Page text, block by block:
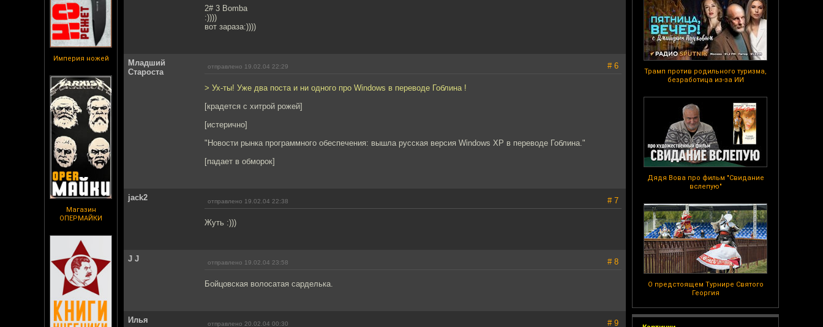
Империя ножей
Магазин
ОПЕРМАЙКИ
Трамп против родильного туризма,
безработица из-за ИИ
Дядя Вова про фильм "Свидание
вслепую"
О предстоящем Турнире Святого
Георгия
2# 3 Bomba
:))))
вот зараза:))))
Младший
Староста
отправлено 19.02.04 22:29 # 6
> Ух-ты! Уже два поста и ни одного про Windows в переводе Гоблина !
[крадется с хитрой рожей]
[истерично]
"Новости рынка программного обеспечения: вышла русская версия Windows XP в переводе Гоблина."
[падает в обморок]
jack2 отправлено 19.02.04 22:38 # 7
Жуть :)))
J J отправлено 19.02.04 23:58 # 8
Бойцовская волосатая сарделька.
Илья отправлено 20.02.04 00:30 # 9